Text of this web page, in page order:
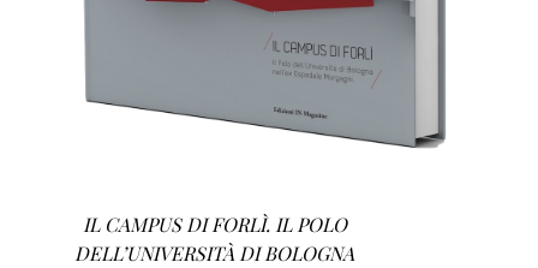
IL CAMPUS DI FORLÌ. IL POLO
DELL’UNIVERSITÀ DI BOLOGNA